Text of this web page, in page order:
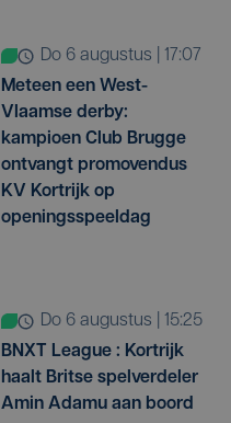
do 6 augustus | 17:07
Meteen een West-
Vlaamse derby:
kampioen Club Brugge
ontvangt promovendus
KV Kortrijk op
openingsspeeldag
do 6 augustus | 15:25
BNXT League : Kortrijk
haalt Britse spelverdeler
Amin Adamu aan boord